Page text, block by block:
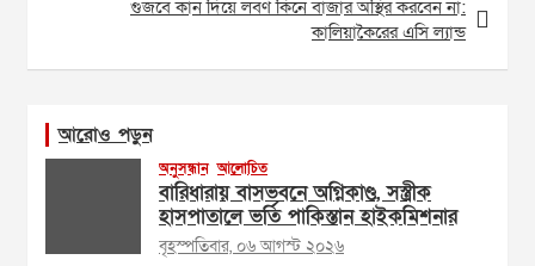
গুজবে কান দিয়ে লবণ কিনে বাজার অস্থির করবেন না:
কালিয়াকৈরের এসি ল্যান্ড
আরোও পড়ুন
অনুসন্ধান আলোচিত
বারিধারায় বাসভবনে অগ্নিকাণ্ড, সস্ত্রীক
হাসপাতালে ভর্তি পাকিস্তান হাইকমিশনার
বৃহস্পতিবার, ০৬ আগস্ট ২০২৬